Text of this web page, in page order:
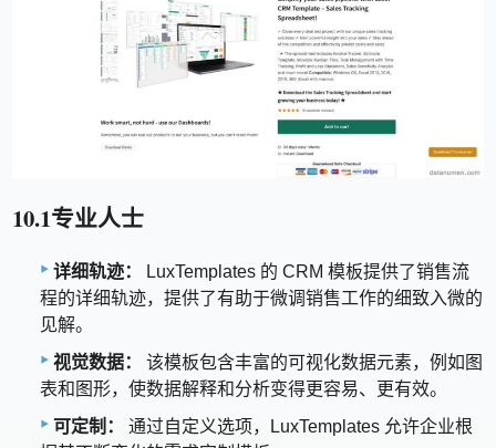
10.1专业人士
详细轨迹：
LuxTemplates 的 CRM 模板提供了销售流
程的详细轨迹，提供了有助于微调销售工作的细致入微的
见解。
视觉数据：
该模板包含丰富的可视化数据元素，例如图
表和图形，使数据解释和分析变得更容易、更有效。
可定制：
通过自定义选项，LuxTemplates 允许企业根